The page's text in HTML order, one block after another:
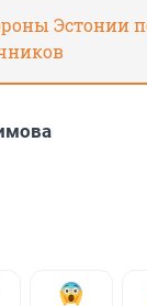
Эстонии